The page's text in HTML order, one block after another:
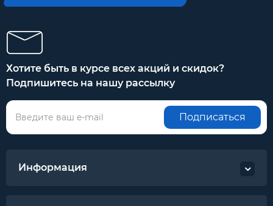
Хотите быть в курсе всех акций и скидок?
Подпишитесь на нашу рассылку
Подписаться
Информация